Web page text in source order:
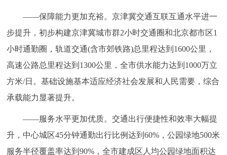
——保障能力更加充裕。京津冀交通互联互通水平进一
步提升，初步构建京津冀城市群2小时交通圈和北京都市区1
小时通勤圈，轨道交通(含市郊铁路)总里程达到1600公里，
高速公路总里程达到1300公里，全市供水能力达到1000万立
方米/日。基础设施基本适应经济社会发展和人民需要，综合
承载能力显著提升。
——服务水平更加优质。交通出行便捷性和效率大幅提
升，中心城区45分钟通勤出行比例达到60%，公园绿地500米
服务半径覆盖率达到90%，全市建成区人均公园绿地面积达